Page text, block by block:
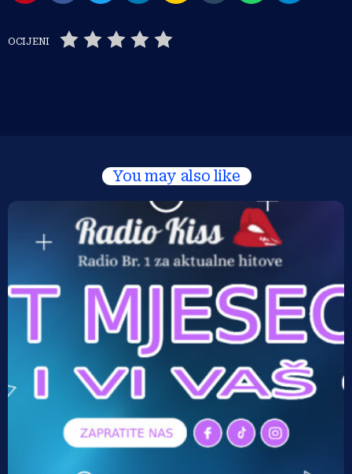
OCIJENI
You may also like